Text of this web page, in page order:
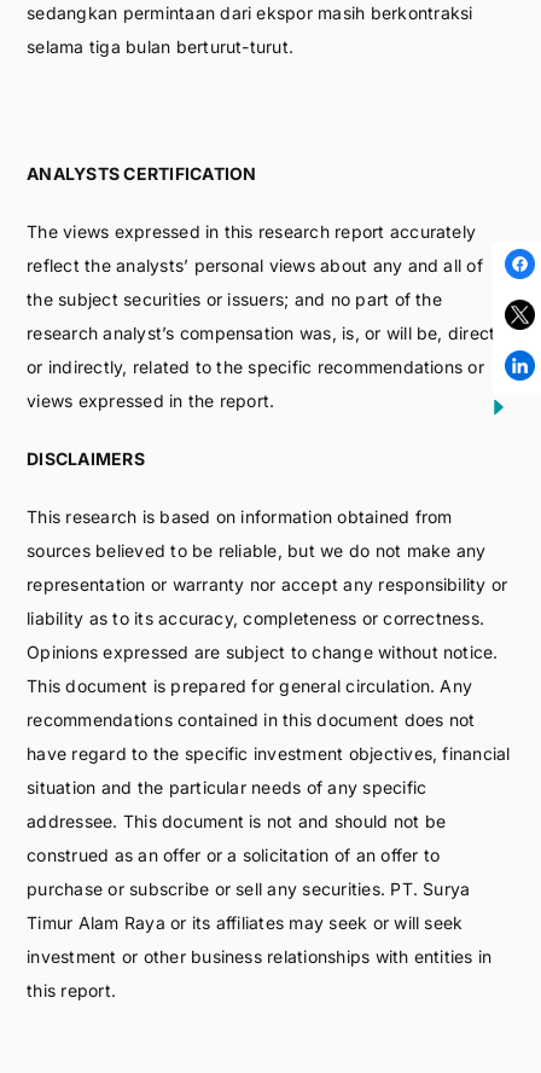
sedangkan permintaan dari ekspor masih berkontraksi
selama tiga bulan berturut-turut.
ANALYSTS CERTIFICATION
The views expressed in this research report accurately
reflect the analysts’ personal views about any and all of
the subject securities or issuers; and no part of the
research analyst’s compensation was, is, or will be, directly
or indirectly, related to the specific recommendations or
views expressed in the report.
DISCLAIMERS
This research is based on information obtained from
sources believed to be reliable, but we do not make any
representation or warranty nor accept any responsibility or
liability as to its accuracy, completeness or correctness.
Opinions expressed are subject to change without notice.
This document is prepared for general circulation. Any
recommendations contained in this document does not
have regard to the specific investment objectives, financial
situation and the particular needs of any specific
addressee. This document is not and should not be
construed as an offer or a solicitation of an offer to
purchase or subscribe or sell any securities. PT. Surya
Timur Alam Raya or its affiliates may seek or will seek
investment or other business relationships with entities in
this report.